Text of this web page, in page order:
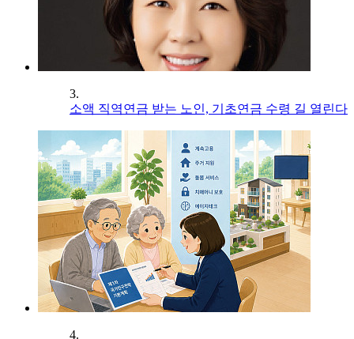
3.
소액 직역연금 받는 노인, 기초연금 수령 길 열린다
4.